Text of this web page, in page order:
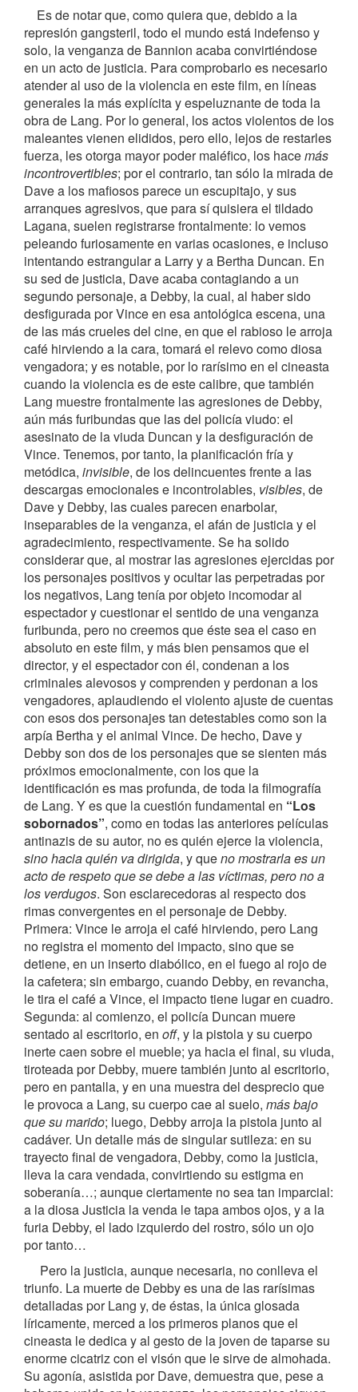
Es de notar que, como quiera que, debido a la
represión gangsteril, todo el mundo está indefenso y
solo, la venganza de Bannion acaba convirtiéndose
en un acto de justicia. Para comprobarlo es necesario
atender al uso de la violencia en este film, en líneas
generales la más explícita y espeluznante de toda la
obra de Lang. Por lo general, los actos violentos de los
maleantes vienen elididos, pero ello, lejos de restarles
fuerza, les otorga mayor poder maléfico, los hacemás
incontrovertibles; por el contrario, tan sólo la mirada de
Dave a los mafiosos parece un escupitajo, y sus
arranques agresivos, que para sí quisiera el tildado
Lagana, suelen registrarse frontalmente: lo vemos
peleando furiosamente en varias ocasiones, e incluso
intentando estrangular a Larry y a Bertha Duncan. En
su sed de justicia, Dave acaba contagiando a un
segundo personaje, a Debby, la cual, al haber sido
desfigurada por Vince en esa antológica escena, una
de las más crueles del cine, en que el rabioso le arroja
café hirviendo a la cara, tomará el relevo como diosa
vengadora; y es notable, por lo rarísimo en el cineasta
cuando la violencia es de este calibre, que también
Lang muestre frontalmente las agresiones de Debby,
aún más furibundas que las del policía viudo: el
asesinato de la viuda Duncan y la desfiguración de
Vince. Tenemos, por tanto, la planificación fría y
metódica, invisible, de los delincuentes frente a las
descargas emocionales e incontrolables, visibles, de
Dave y Debby, las cuales parecen enarbolar,
inseparables de la venganza, el afán de justicia y el
agradecimiento, respectivamente. Se ha solido
considerar que, al mostrar las agresiones ejercidas por
los personajes positivos y ocultar las perpetradas por
los negativos, Lang tenía por objeto incomodar al
espectador y cuestionar el sentido de una venganza
furibunda, pero no creemos que éste sea el caso en
absoluto en este film, y más bien pensamos que el
director, y el espectador con él, condenan a los
criminales alevosos y comprenden y perdonan a los
vengadores, aplaudiendo el violento ajuste de cuentas
con esos dos personajes tan detestables como son la
arpía Bertha y el animal Vince. De hecho, Dave y
Debby son dos de los personajes que se sienten más
próximos emocionalmente, con los que la
identificación es mas profunda, de toda la filmografía
de Lang. Y es que la cuestión fundamental en “Los
sobornados”, como en todas las anteriores películas
antinazis de su autor, no es quién ejerce la violencia,
sino hacia quién va dirigida, y queno mostrarla es un
acto de respeto que se debe a las víctimas, pero no a
los verdugos. Son esclarecedoras al respecto dos
rimas convergentes en el personaje de Debby.
Primera: Vince le arroja el café hirviendo, pero Lang
no registra el momento del impacto, sino que se
detiene, en un inserto diabólico, en el fuego al rojo de
la cafetera; sin embargo, cuando Debby, en revancha,
le tira el café a Vince, el impacto tiene lugar en cuadro.
Segunda: al comienzo, el policía Duncan muere
sentado al escritorio, en off, y la pistola y su cuerpo
inerte caen sobre el mueble; ya hacia el final, su viuda,
tiroteada por Debby, muere también junto al escritorio,
pero en pantalla, y en una muestra del desprecio que
le provoca a Lang, su cuerpo cae al suelo, más bajo
que su marido; luego, Debby arroja la pistola junto al
cadáver. Un detalle más de singular sutileza: en su
trayecto final de vengadora, Debby, como la justicia,
lleva la cara vendada, convirtiendo su estigma en
soberanía…; aunque ciertamente no sea tan imparcial:
a la diosa Justicia la venda le tapa ambos ojos, y a la
furia Debby, el lado izquierdo del rostro, sólo un ojo
por tanto…
Pero la justicia, aunque necesaria, no conlleva el
triunfo. La muerte de Debby es una de las rarísimas
detalladas por Lang y, de éstas, la única glosada
líricamente, merced a los primeros planos que el
cineasta le dedica y al gesto de la joven de taparse su
enorme cicatriz con el visón que le sirve de almohada.
Su agonía, asistida por Dave, demuestra que, pese a